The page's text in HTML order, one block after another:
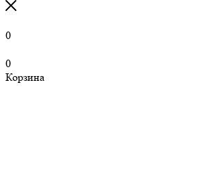
0
0
Корзина